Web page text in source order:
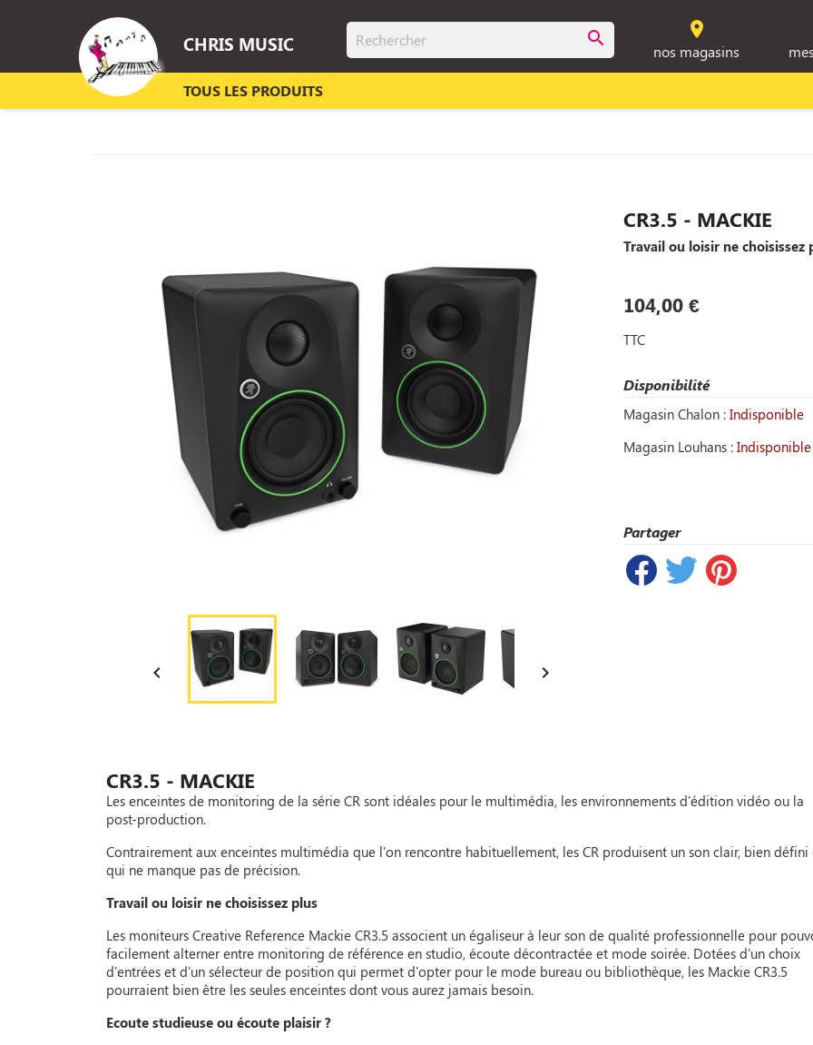
CHRIS MUSIC search room
nos magasins
TOUS LES PRODUITS
 
CR3.5 - MACKIE
Travail ou loisir ne choisissez
104,00 €
TTC
Disponibilité
Magasin Chalon : Indisponible
Magasin Louhans : Indisponible
Partager
CR3.5 - MACKIE
Les enceintes de monitoring de la série CR sont idéales pour le multimédia, les environnements d'édition vidéo ou la
post-production.
Contrairement aux enceintes multimédia que l'on rencontre habituellement, les CR produisent un son clair, bien défini
qui ne manque pas de précision.
Travail ou loisir ne choisissez plus
Les moniteurs Creative Reference Mackie CR3.5 associent un égaliseur à leur son de qualité professionnelle pour
facilement alterner entre monitoring de référence en studio, écoute décontractée et mode soirée. Dotées d'un choix
d'entrées et d'un sélecteur de position qui permet d'opter pour le mode bureau ou bibliothèque, les Mackie CR3.5
pourraient bien être les seules enceintes dont vous aurez jamais besoin.
Ecoute studieuse ou écoute plaisir ?